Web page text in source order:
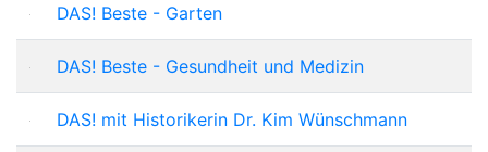
DAS! Beste - Garten
DAS! Beste - Gesundheit und Medizin
DAS! mit Historikerin Dr. Kim Wünschmann